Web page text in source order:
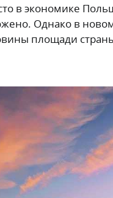
в экономике
Однако в
площади